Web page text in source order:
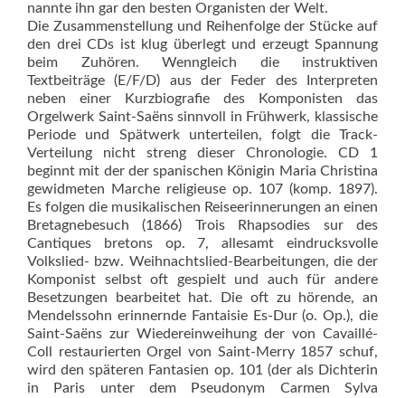
nannte ihn gar den besten Organisten der Welt.
Die Zusammenstellung und Reihenfolge der Stücke auf
den drei CDs ist klug überlegt und erzeugt Spannung
beim Zuhören. Wenngleich die instruktiven
Textbeiträge (E/F/D) aus der Feder des Interpreten
neben einer Kurzbiografie des Komponisten das
Orgelwerk Saint-Saëns sinnvoll in Frühwerk, klassische
Periode und Spätwerk unterteilen, folgt die Track-
Verteilung nicht streng dieser Chronologie. CD 1
beginnt mit der der spanischen Königin Maria Christina
gewidmeten Marche religieuse op. 107 (komp. 1897).
Es folgen die musikalischen Reiseerinnerungen an einen
Bretagnebesuch (1866) Trois Rhapsodies sur des
Cantiques bretons op. 7, allesamt eindrucksvolle
Volkslied- bzw. Weihnachtslied-Bearbeitungen, die der
Komponist selbst oft gespielt und auch für andere
Besetzungen bearbeitet hat. Die oft zu hörende, an
Mendelssohn erinnernde Fantaisie Es-Dur (o. Op.), die
Saint-Saëns zur Wiedereinweihung der von Cavaillé-
Coll restaurierten Orgel von Saint-Merry 1857 schuf,
wird den späteren Fantasien op. 101 (der als Dichterin
in Paris unter dem Pseudonym Carmen Sylva